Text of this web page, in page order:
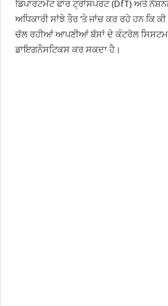
ਡਿਪਾਰਟਮੈਂਟ ਫਾਰ ਟ੍ਰਾਂਸਪੋਰਟ (DfT) ਅਤੇ
ਅਧਿਕਾਰੀ ਸਾਂਝੇ ਤੌਰ ‘ਤੇ ਜਾਂਚ ਕਰ ਰਹੇ ਹਨ ਕਿ
ਚੱਲ ਰਹੀਆਂ ਆਪਣੀਆਂ ਬੱਸਾਂ ਦੇ ਕੰਟਰੋਲ ਸਿਸਟਮ
ਡਾਇਗਨੌਸਟਿਕਸ ਕਰ ਸਕਦਾ ਹੈ।